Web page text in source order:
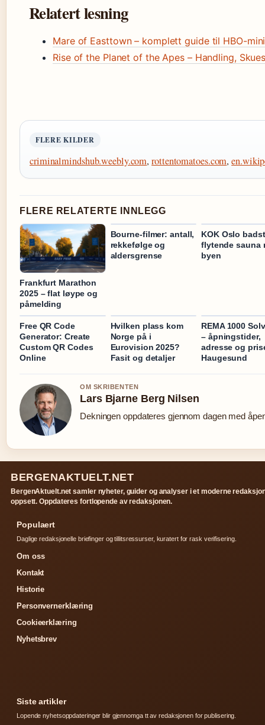
Relatert lesning
Mare of Easttown – komplett guide til HBO-
Rise of the Planet of the Apes – Handling,
FLERE KILDER
criminalmindshub.weebly.com,rottentomatoes.com,
FLERE RELATERTE INNLEGG
Frankfurt Marathon
2025 – flat løype og
påmelding
Bourne-filmer: antall,
rekkefølge og
aldersgrense
KOK Oslo
flytende sauna
byen
Free QR Code
Generator: Create
Custom QR Codes
Online
Hvilken plass kom
Norge på i
Eurovision 2025?
Fasit og detaljer
REMA 1000
– åpningstider,
adresse og
Haugesund
OM SKRIBENTEN
Lars Bjarne Berg Nilsen
Dekningen oppdateres gjennom dagen med
BERGENAKTUELT.NET
BergenAktuelt.net samler nyheter, guider og analyser i et moderne
oppsett. Oppdateres fortlopende av redaksjonen.
Populaert
Daglige redaksjonelle briefinger og tillitsressurser, kuratert for rask verifisering.
Om oss
Kontakt
Historie
Personvernerklæring
Cookieerklæring
Nyhetsbrev
Siste artikler
Lopende nyhetsoppdateringer blir gjennomga tt av redaksjonen for publisering.